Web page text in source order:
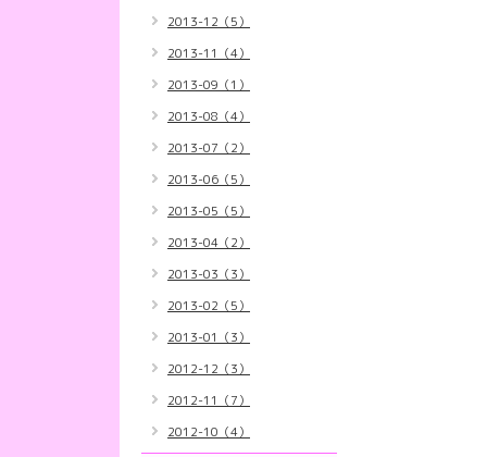
2013-12（5）
2013-11（4）
2013-09（1）
2013-08（4）
2013-07（2）
2013-06（5）
2013-05（5）
2013-04（2）
2013-03（3）
2013-02（5）
2013-01（3）
2012-12（3）
2012-11（7）
2012-10（4）